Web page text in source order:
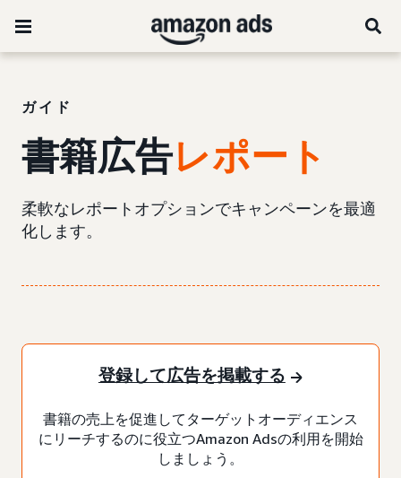
ガイド
書籍広告レポート
柔軟なレポートオプションでキャンペーンを最適
化します。
登録して広告を掲載する
書籍の売上を促進してターゲットオーディエンス
にリーチするのに役立つAmazon Adsの利用を開始
しましょう。